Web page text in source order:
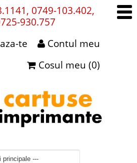
0749-103.402,
930.757
Contul meu
te
Cosul meu (0)